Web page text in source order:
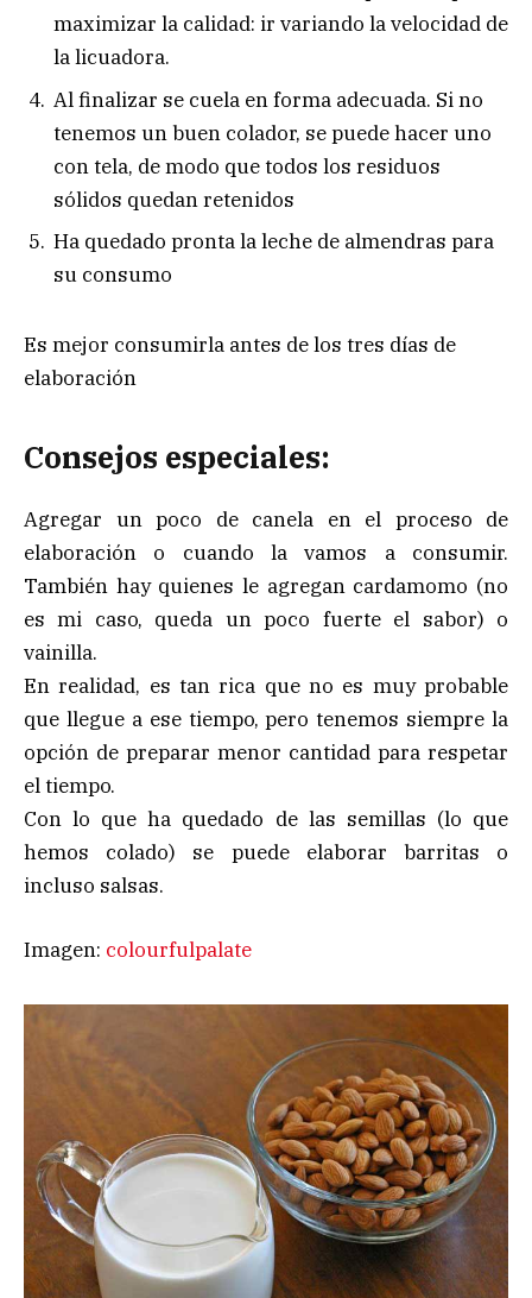
maximizar la calidad: ir variando la velocidad de
la licuadora.
Al finalizar se cuela en forma adecuada. Si no
tenemos un buen colador, se puede hacer uno
con tela, de modo que todos los residuos
sólidos quedan retenidos
Ha quedado pronta la leche de almendras para
su consumo
Es mejor consumirla antes de los tres días de
elaboración
Consejos especiales:
Agregar un poco de canela en el proceso de
elaboración o cuando la vamos a consumir.
También hay quienes le agregan cardamomo (no
es mi caso, queda un poco fuerte el sabor) o
vainilla.
En realidad, es tan rica que no es muy probable
que llegue a ese tiempo, pero tenemos siempre la
opción de preparar menor cantidad para respetar
el tiempo.
Con lo que ha quedado de las semillas (lo que
hemos colado) se puede elaborar barritas o
incluso salsas.
Imagen: colourfulpalate